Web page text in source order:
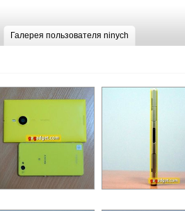
Галерея пользователя ninych